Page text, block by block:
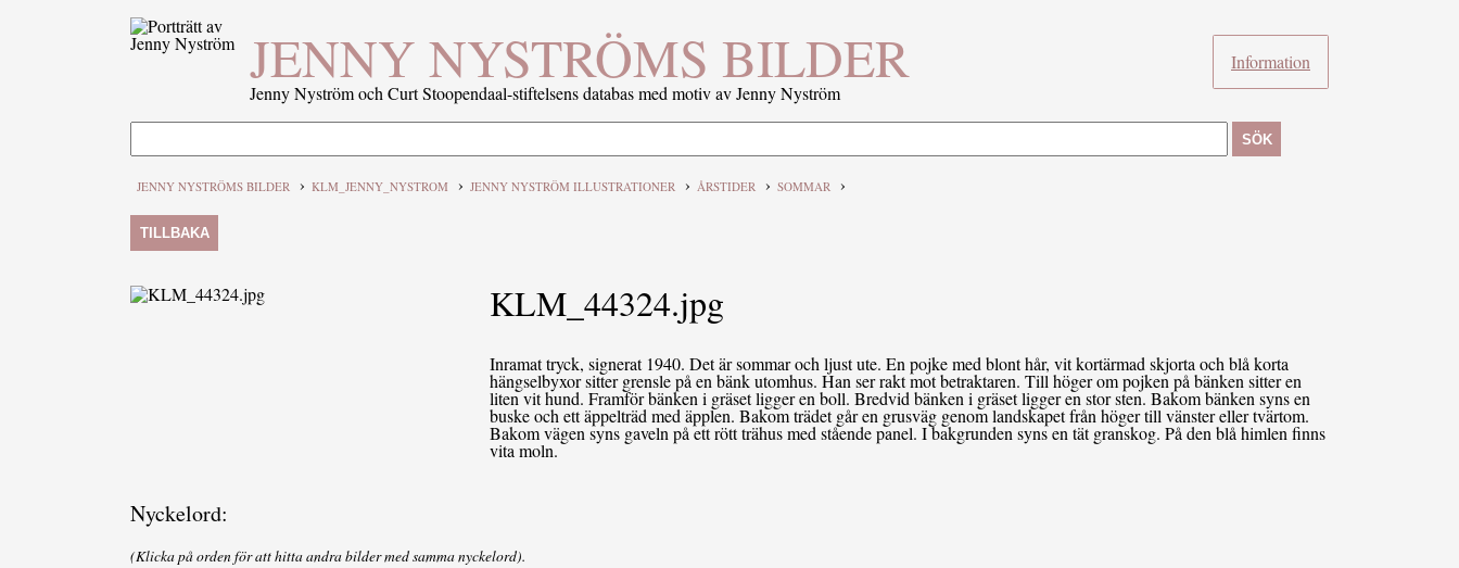
JENNY NYSTRÖMS BILDER
Jenny Nyström och Curt Stoopendaal-stiftelsens databas med motiv av Jenny Nyström
Information
SÖK
JENNY NYSTRÖMS BILDER › KLM_JENNY_NYSTROM › JENNY NYSTRÖM ILLUSTRATIONER › ÅRSTIDER › SOMMAR ›
TILLBAKA
KLM_44324.jpg
Inramat tryck, signerat 1940. Det är sommar och ljust ute. En pojke med blont hår, vit kortärmad skjorta och blå korta
hängselbyxor sitter grensle på en bänk utomhus. Han ser rakt mot betraktaren. Till höger om pojken på bänken sitter en
liten vit hund. Framför bänken i gräset ligger en boll. Bredvid bänken i gräset ligger en stor sten. Bakom bänken syns en
buske och ett äppelträd med äpplen. Bakom trädet går en grusväg genom landskapet från höger till vänster eller tvärtom.
Bakom vägen syns gaveln på ett rött trähus med stående panel. I bakgrunden syns en tät granskog. På den blå himlen finns
vita moln.
Nyckelord:
(Klicka på orden för att hitta andra bilder med samma nyckelord).